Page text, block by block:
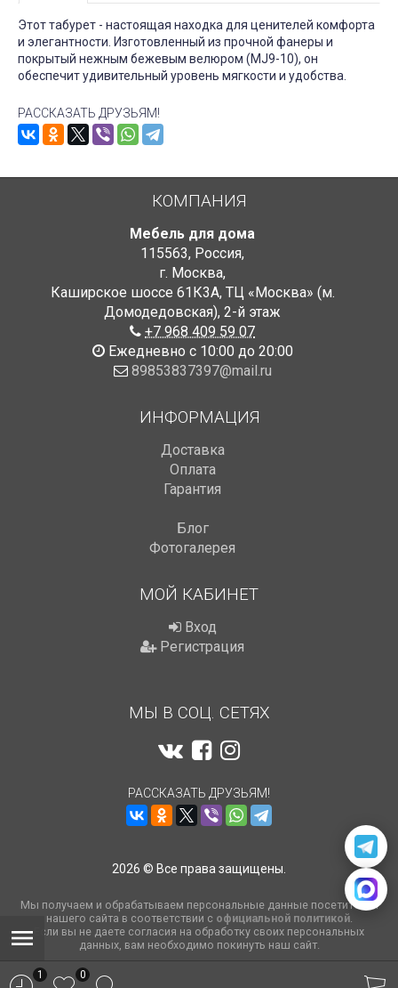
Этот табурет - настоящая находка для ценителей комфорта
и элегантности. Изготовленный из прочной фанеры и
покрытый нежным бежевым велюром (MJ9-10), он
обеспечит удивительный уровень мягкости и удобства.
РАССКАЗАТЬ ДРУЗЬЯМ!
КОМПАНИЯ
Мебель для дома
115563, Россия,
г. Москва,
Каширское шоссе 61К3А, ТЦ «Москва» (м.
Домодедовская), 2-й этаж
+7 968 409 59 07
Ежедневно с 10:00 до 20:00
89853837397@mail.ru
ИНФОРМАЦИЯ
Доставка
Оплата
Гарантия
Блог
Фотогалерея
МОЙ КАБИНЕТ
Вход
Регистрация
МЫ В СОЦ. СЕТЯХ
РАССКАЗАТЬ ДРУЗЬЯМ!
2026 © Все права защищены.
Мы получаем и обрабатываем персональные данные посетителей
нашего сайта в соответствии с официальной политикой.
Если вы не даете согласия на обработку своих персональных
данных, вам необходимо покинуть наш сайт.
1 0